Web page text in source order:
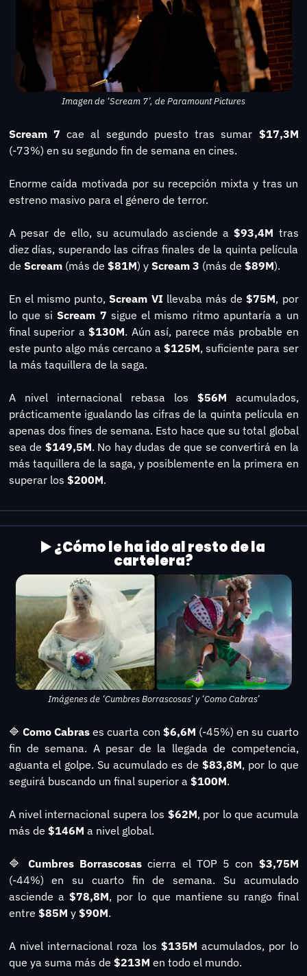
Imagen de ‘Scream 7’, de Paramount Pictures
Scream 7 cae al segundo puesto tras sumar $17,3M
(-73%) en su segundo fin de semana en cines.
Enorme caída motivada por su recepción mixta y tras un
estreno masivo para el género de terror.
A pesar de ello, su acumulado asciende a $93,4M tras
diez días, superando las cifras finales de la quinta película
de Scream (más de $81M) y Scream 3 (más de $89M).
En el mismo punto, Scream VI llevaba más de $75M, por
lo que si Scream 7 sigue el mismo ritmo apuntaría a un
final superior a $130M. Aún así, parece más probable en
este punto algo más cercano a $125M, suficiente para ser
la más taquillera de la saga.
A nivel internacional rebasa los $56M acumulados,
prácticamente igualando las cifras de la quinta película en
apenas dos fines de semana. Esto hace que su total global
sea de $149,5M. No hay dudas de que se convertirá en la
más taquillera de la saga, y posiblemente en la primera en
superar los $200M.
▶️ ¿Cómo le ha ido al resto de la
cartelera?
Imágenes de ‘Cumbres Borrascosas’ y ‘Como Cabras’
🔷 Como Cabras es cuarta con $6,6M (-45%) en su cuarto
fin de semana. A pesar de la llegada de competencia,
aguanta el golpe. Su acumulado es de $83,8M, por lo que
seguirá buscando un final superior a $100M.
A nivel internacional supera los $62M, por lo que acumula
más de $146M a nivel global.
🔷 Cumbres Borrascosas cierra el TOP 5 con
(-44%) en su cuarto fin de semana. Su acumulado
asciende a $78,8M, por lo que mantiene su rango final
entre $85M y $90M.
A nivel internacional roza los $135M acumulados, por lo
que ya suma más de $213M en todo el mundo.